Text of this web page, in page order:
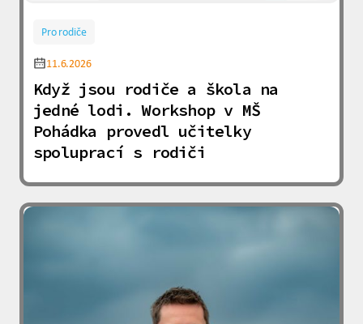
Pro rodiče
11.6.2026
Když jsou rodiče a škola na
jedné lodi. Workshop v MŠ
Pohádka provedl učitelky
spoluprací s rodiči